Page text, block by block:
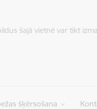
šajā vietnē var tikt
šķērsošana